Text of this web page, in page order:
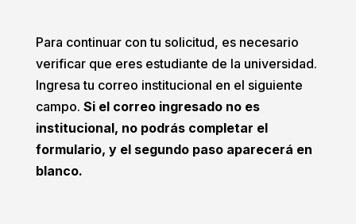
Para continuar con tu solicitud, es necesario
verificar que eres estudiante de la universidad.
Ingresa tu correo institucional en el siguiente
campo. Si el correo ingresado no es
institucional, no podrás completar el
formulario, y el segundo paso aparecerá en
blanco.